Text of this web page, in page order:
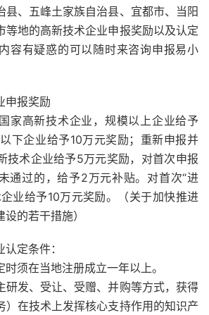
县、五峰土家族自治县、宜都市、当阳
等地的高新技术企业申报奖励以及认定
容有疑惑的可以随时来咨询申报易小
申报奖励
家高新技术企业，规模以上企业给予
下企业给予10万元奖励；重新申报并
技术企业给予5万元奖励，对首次申报
通过的，给予2万元补贴。对首次“进
业给予10万元奖励。（关于加快推进
的若干措施）
定条件：
时须在当地注册成立一年以上。
研发、受让、受赠、并购等方式，获得
）在技术上发挥核心支持作用的知识产